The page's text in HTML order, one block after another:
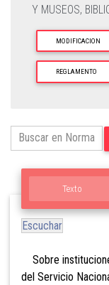
Y MUSEOS,
MODIFICACION
REGLAMENTO
Texto
Escuchar
Sobre
del Servicio